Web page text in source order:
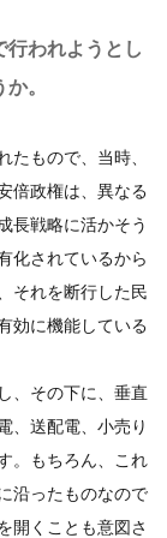
行われようとし
。
もので、当時、
倍政権は、異なる
長戦略に活かそう
化されているから
それを断行した民
効に機能している
、その下に、垂直
、送配電、小売り
。もちろん、これ
沿ったものなので
開くことも意図さ